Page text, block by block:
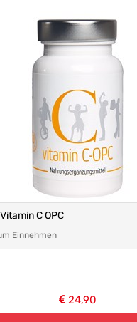
C OPC
Einnehmen
24,90